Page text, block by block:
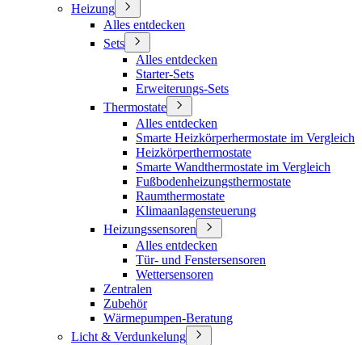
Heizung
Alles entdecken
Sets
Alles entdecken
Starter-Sets
Erweiterungs-Sets
Thermostate
Alles entdecken
Smarte Heizkörperhermostate im Vergleich
Heizkörperthermostate
Smarte Wandthermostate im Vergleich
Fußbodenheizungsthermostate
Raumthermostate
Klimaanlagensteuerung
Heizungssensoren
Alles entdecken
Tür- und Fenstersensoren
Wettersensoren
Zentralen
Zubehör
Wärmepumpen-Beratung
Licht & Verdunkelung